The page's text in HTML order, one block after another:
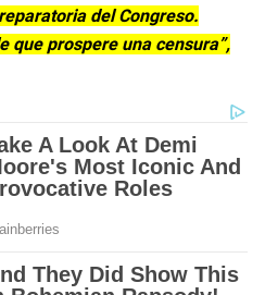
del Congreso.
que prospere una censura”,